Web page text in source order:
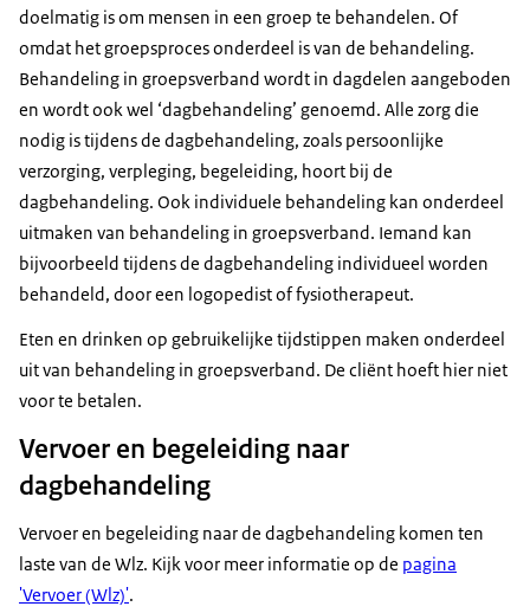
doelmatig is om mensen in een groep te behandelen. Of
omdat het groepsproces onderdeel is van de behandeling.
Behandeling in groepsverband wordt in dagdelen aangeboden
en wordt ook wel ‘dagbehandeling’ genoemd. Alle zorg die
nodig is tijdens de dagbehandeling, zoals persoonlijke
verzorging, verpleging, begeleiding, hoort bij de
dagbehandeling. Ook individuele behandeling kan onderdeel
uitmaken van behandeling in groepsverband. Iemand kan
bijvoorbeeld tijdens de dagbehandeling individueel worden
behandeld, door een logopedist of fysiotherapeut.
Eten en drinken op gebruikelijke tijdstippen maken onderdeel
uit van behandeling in groepsverband. De cliënt hoeft hier niet
voor te betalen.
Vervoer en begeleiding naar
dagbehandeling
Vervoer en begeleiding naar de dagbehandeling komen ten
laste van de Wlz. Kijk voor meer informatie op de pagina
'Vervoer (Wlz)'.